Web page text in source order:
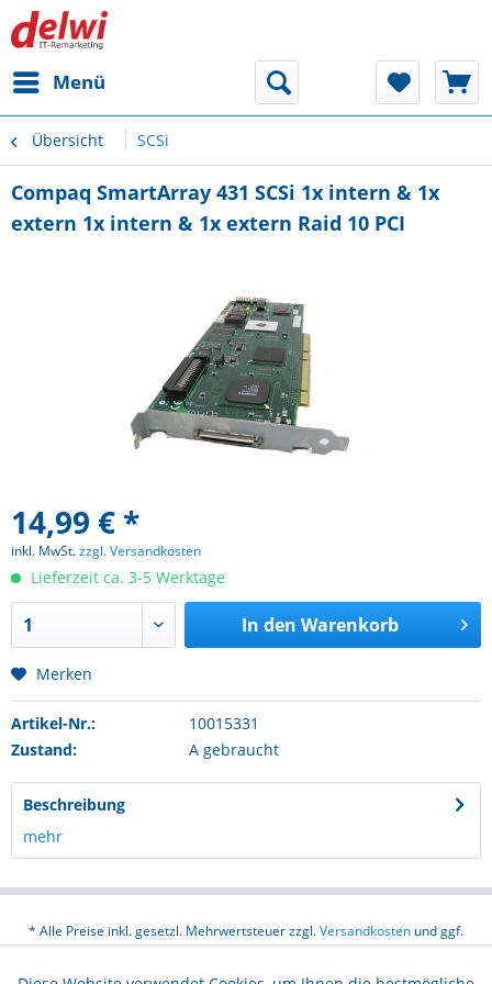
Menü
Übersicht SCSi
Compaq SmartArray 431 SCSi 1x intern & 1x
extern 1x intern & 1x extern Raid 10 PCI
14,99 € *
inkl. MwSt.zzgl. Versandkosten
Lieferzeit ca. 3-5 Werktage
In den Warenkorb
Merken
Artikel-Nr.:
10015331
Zustand:
A gebraucht
Beschreibung
mehr
* Alle Preise inkl. gesetzl. Mehrwertsteuer zzgl.Versandkosten und ggf.